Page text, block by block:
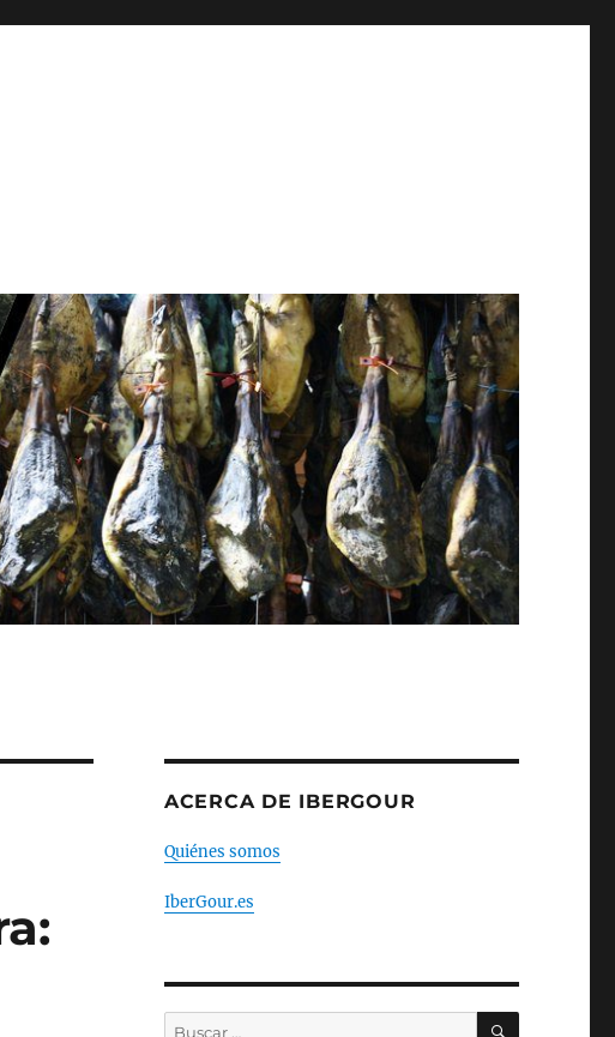
ACERCA DE IBERGOUR
Quiénes somos
IberGour.es
Buscar
BUSCAR